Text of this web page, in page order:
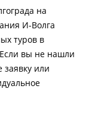
на
И-Волга
туров в
вы не нашли
заявку или